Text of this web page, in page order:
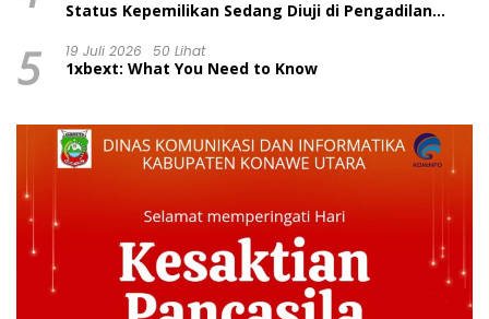
Status Kepemilikan Sedang Diuji di Pengadilan
Dinilai Prematur
5 19 Juli 2026 50 Lihat
1xbext: What You Need to Know